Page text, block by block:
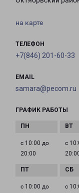
на карте
ТЕЛЕФОН
+7(846) 201-60-33
EMAIL
samara@pecom.ru
ГРАФИК РАБОТЫ
с 10:00 до
20:00
с
с 10:00 до
с